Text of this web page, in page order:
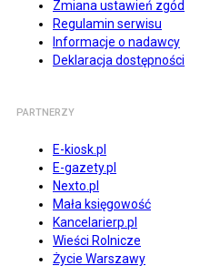
Zmiana ustawień zgód
Regulamin serwisu
Informacje o nadawcy
Deklaracja dostępności
PARTNERZY
E-kiosk.pl
E-gazety.pl
Nexto.pl
Mała księgowość
Kancelarierp.pl
Wieści Rolnicze
Życie Warszawy